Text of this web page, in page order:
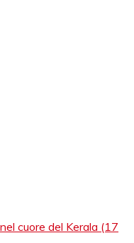
India Viaggio,Viaggio
in Nord, Viaggio in
in India, Viaggi India,
agenzia viaggi in india,
in
india, Noleggio
Palace on wheels,
India, Agenzia
Viaggio India, Viaggio
Operator Italiano in
cuore del Kerala (17